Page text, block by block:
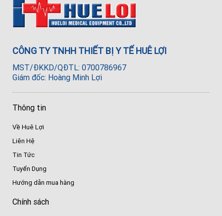
CÔNG TY TNHH THIẾT BỊ Y TẾ HUÊ LỢI
MST/ĐKKD/QĐTL: 0700786967
Giám đốc: Hoàng Minh Lợi
Thông tin
Về Huê Lợi
Liên Hệ
Tin Tức
Tuyển Dụng
Hướng dẫn mua hàng
Chính sách